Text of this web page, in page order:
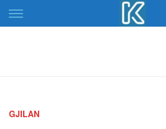
Skip
to
GJILAN